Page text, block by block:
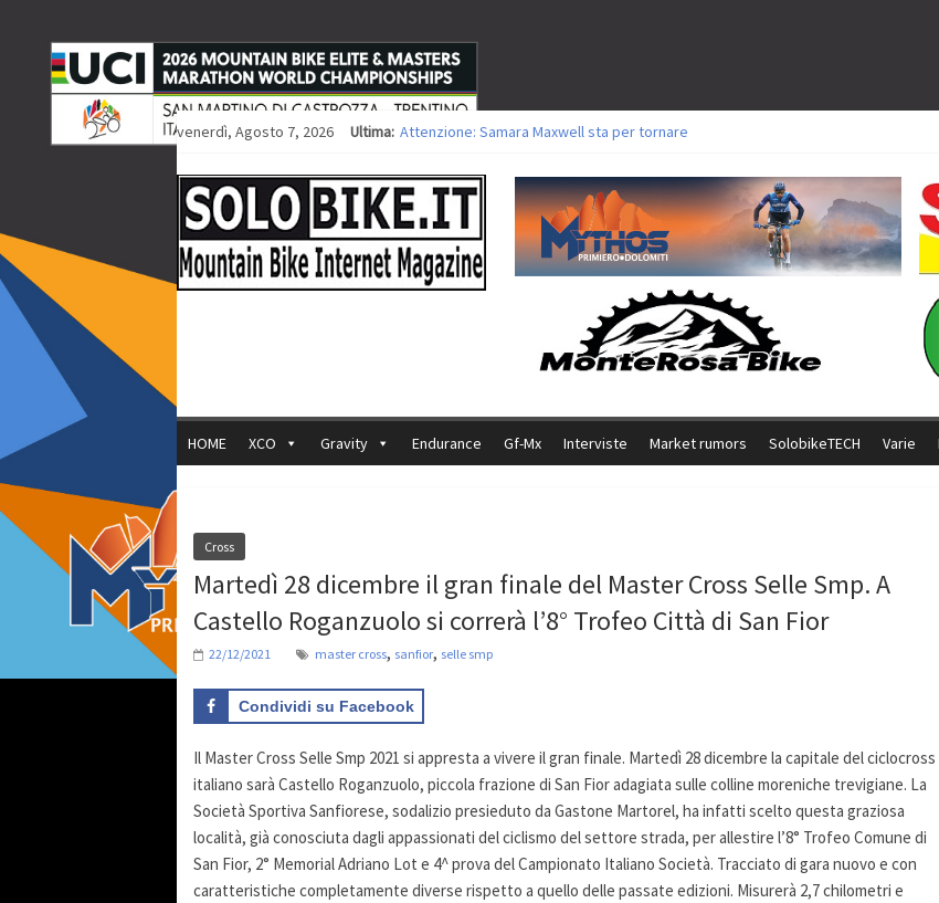
venerdì, Agosto 7, 2026 Ultima: Attenzione: Samara Maxwell sta per tornare
Europei XCO: vittorie per Ghibaudo, Grossmann e Gallis. Signorelli 5^ la migliore
35ª Marathon Bike della Brianza: l’ultima sfida agonistica di una leggendaria storia
Europei MTB: il Team Relay firma il secondo argento azzurro a Monteceneri
HOME XCO Gravity Endurance Gf-Mx Interviste Market rumors SolobikeTECH Varie
Cross
Martedì 28 dicembre il gran finale del Master Cross Selle Smp. A
Castello Roganzuolo si correrà l’8° Trofeo Città di San Fior
22/12/2021 master cross, sanfior, selle smp
Condividi su Facebook
Il Master Cross Selle Smp 2021 si appresta a vivere il gran finale. Martedì 28 dicembre la capitale del ciclocross
italiano sarà Castello Roganzuolo, piccola frazione di San Fior adagiata sulle colline moreniche trevigiane. La
Società Sportiva Sanfiorese, sodalizio presieduto da Gastone Martorel, ha infatti scelto questa graziosa
località, già conosciuta dagli appassionati del ciclismo del settore strada, per allestire l’8° Trofeo Comune di
San Fior, 2° Memorial Adriano Lot e 4^ prova del Campionato Italiano Società. Tracciato di gara nuovo e con
caratteristiche completamente diverse rispetto a quello delle passate edizioni. Misurerà 2,7 chilometri e